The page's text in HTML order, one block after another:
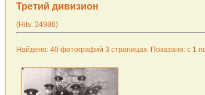
Третий дивизион
(Hits: 34986)
Найдено: 40 фотографий 3 страницах. Показано: с 1